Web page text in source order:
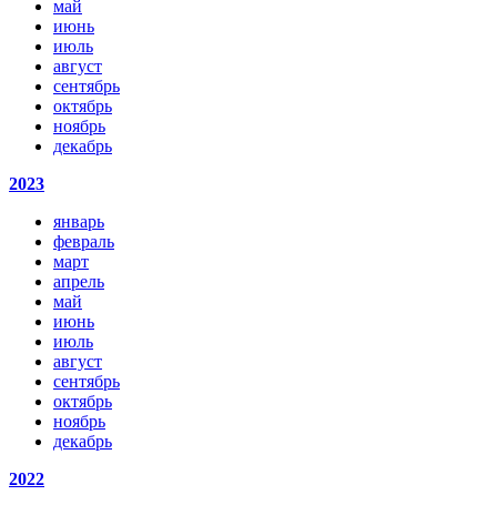
май
июнь
июль
август
сентябрь
октябрь
ноябрь
декабрь
2023
январь
февраль
март
апрель
май
июнь
июль
август
сентябрь
октябрь
ноябрь
декабрь
2022